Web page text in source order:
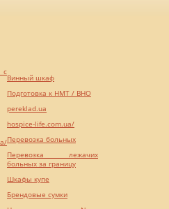
Винный шкаф
Подготовка к НМТ / ВНО
pereklad.ua
hospice-life.com.ua/
Перевозка больных
Перевозка лежачих
больных за границу
Шкафы купе
Брендовые сумки